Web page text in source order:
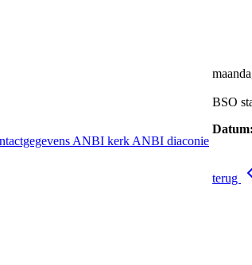
ANBI kerk ANBI diaconie
BSO
Datum:
terug